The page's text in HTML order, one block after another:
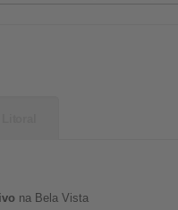
na Bela Vista